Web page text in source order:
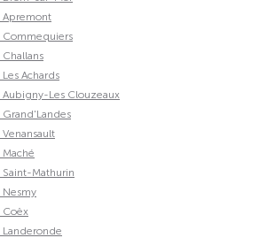
Apremont
Commequiers
Challans
Achards
Aubigny-Les Clouzeaux
Grand'Landes
Maché
Saint-Mathurin
Nesmy
Coëx
Landeronde